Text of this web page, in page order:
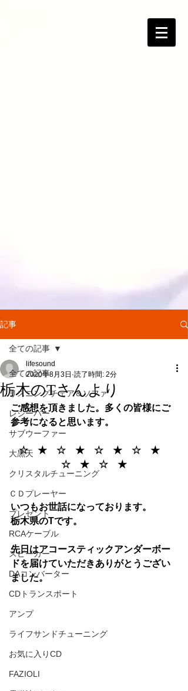
記事
全ての記事
リスニングチェア＆ソファ
レシーバー
サブウーファー
大黒天
クリスタルチューニング
ＣＤプレーヤー
プレゼント
RCAケーブル
スピーカー
DAコンバーター
CDトランスポート
アンプ
ライフサンドチューニング
お気に入りCD
FAZIOLI
全ての記事
栃木のTさんより
lifesound
2020年8月3日 読了時間: 2分
ご感想を頂きました。多くの皆様にご
参考になると思います。
☆　★　☆　★　☆　★　☆　★
☆　★　☆　★
いつもお世話になっております。
栃木県のTです。
先日はアコースティックアンダーボー
ドを届けていただきありがとうござい
ました。